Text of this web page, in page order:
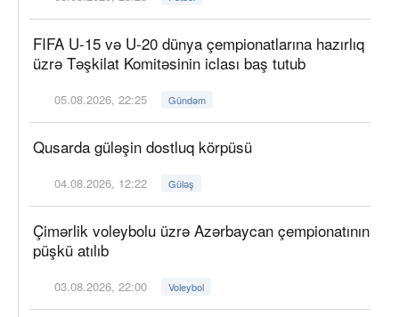
FIFA U-15 və U-20 dünya çempionatlarına hazırlıq
üzrə Təşkilat Komitəsinin iclası baş tutub
05.08.2026, 22:25 Gündəm
Qusarda güləşin dostluq körpüsü
04.08.2026, 12:22 Güləş
Çimərlik voleybolu üzrə Azərbaycan çempionatının
püşkü atılıb
03.08.2026, 22:00 Voleybol